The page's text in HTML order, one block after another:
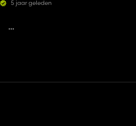
5 jaar geleden